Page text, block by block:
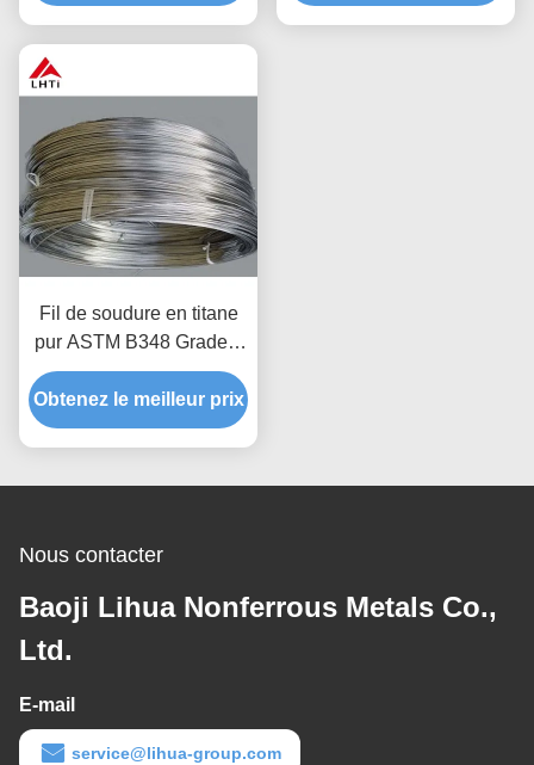
Fil de soudure en titane
pur ASTM B348 Grade 1
Grade 2 avec une
résistance élevée à la
corrosion
Obtenez le meilleur prix
Nous contacter
Baoji Lihua Nonferrous Metals Co.,
Ltd.
E-mail
service@lihua-group.com